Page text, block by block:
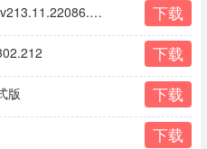
下载
下载
版 下载
下载